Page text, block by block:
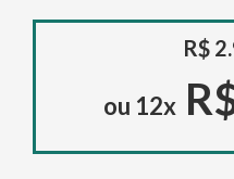
R$
ou 12x